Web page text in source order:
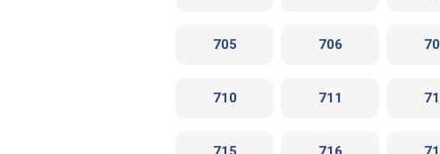
705 706
710 711